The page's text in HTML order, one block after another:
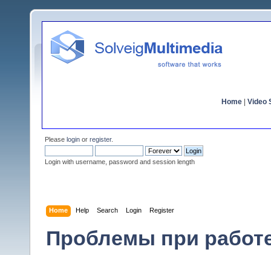
Home Video
Please login or register.
Login with username, password and session length
Home Help Search Login Register
Проблемы при